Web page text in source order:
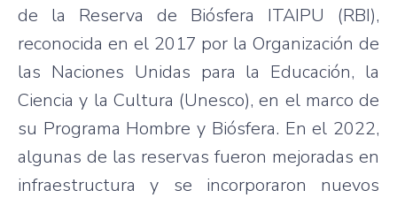
de la Reserva de Biósfera ITAIPU (RBI),
reconocida en el 2017 por la Organización de
las Naciones Unidas para la Educación, la
Ciencia y la Cultura (Unesco), en el marco de
su Programa Hombre y Biósfera. En el 2022,
algunas de las reservas fueron mejoradas en
infraestructura y se incorporaron nuevos